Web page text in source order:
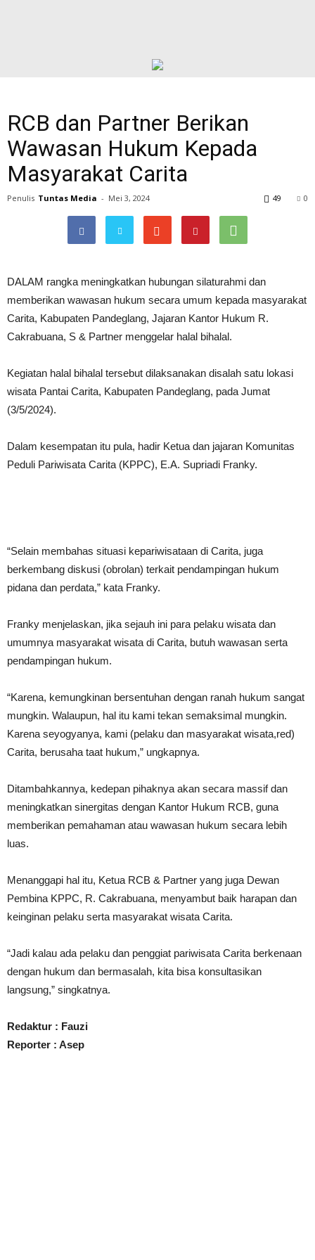
RCB dan Partner Berikan
Wawasan Hukum Kepada
Masyarakat Carita
Penulis Tuntas Media - Mei 3, 2024 0
49
DALAM rangka meningkatkan hubungan silaturahmi dan
memberikan wawasan hukum secara umum kepada masyarakat
Carita, Kabupaten Pandeglang, Jajaran Kantor Hukum R.
Cakrabuana, S & Partner menggelar halal bihalal.
Kegiatan halal bihalal tersebut dilaksanakan disalah satu lokasi
wisata Pantai Carita, Kabupaten Pandeglang, pada Jumat
(3/5/2024).
Dalam kesempatan itu pula, hadir Ketua dan jajaran Komunitas
Peduli Pariwisata Carita (KPPC), E.A. Supriadi Franky.
“Selain membahas situasi kepariwisataan di Carita, juga
berkembang diskusi (obrolan) terkait pendampingan hukum
pidana dan perdata,” kata Franky.
Franky menjelaskan, jika sejauh ini para pelaku wisata dan
umumnya masyarakat wisata di Carita, butuh wawasan serta
pendampingan hukum.
“Karena, kemungkinan bersentuhan dengan ranah hukum sangat
mungkin. Walaupun, hal itu kami tekan semaksimal mungkin.
Karena seyogyanya, kami (pelaku dan masyarakat wisata,red)
Carita, berusaha taat hukum,” ungkapnya.
Ditambahkannya, kedepan pihaknya akan secara massif dan
meningkatkan sinergitas dengan Kantor Hukum RCB, guna
memberikan pemahaman atau wawasan hukum secara lebih
luas.
Menanggapi hal itu, Ketua RCB & Partner yang juga Dewan
Pembina KPPC, R. Cakrabuana, menyambut baik harapan dan
keinginan pelaku serta masyarakat wisata Carita.
“Jadi kalau ada pelaku dan penggiat pariwisata Carita berkenaan
dengan hukum dan bermasalah, kita bisa konsultasikan
langsung,” singkatnya.
Redaktur : Fauzi
Reporter : Asep